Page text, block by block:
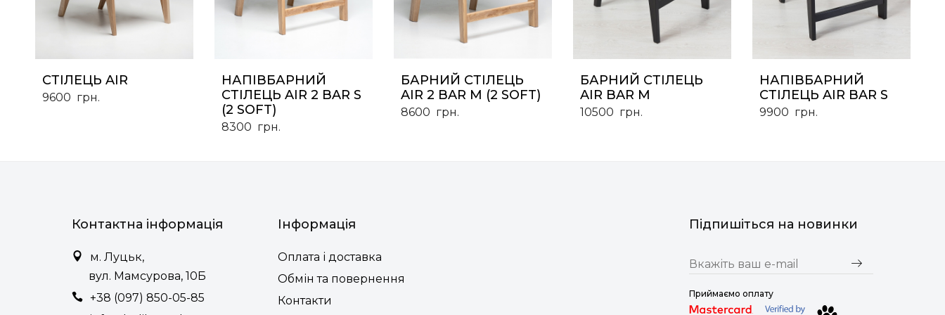
СТІЛЕЦЬ AIR
9600 грн.
НАПІВБАРНИЙ
СТІЛЕЦЬ AIR 2 BAR S
(2 SOFT)
8300 грн.
БАРНИЙ СТІЛЕЦЬ
AIR 2 BAR M (2 SOFT)
8600 грн.
БАРНИЙ СТІЛЕЦЬ
AIR BAR M
10500 грн.
НАПІВБАРНИЙ
СТІЛЕЦЬ AIR BAR S
9900 грн.
Контактна інформація
м. Луцьк,
вул. Мамсурова, 10Б
+38 (097) 850-05-85
Інформація
Оплата і доставка
Обмін та повернення
Контакти
Підпишіться на новинки
Приймаємо оплату